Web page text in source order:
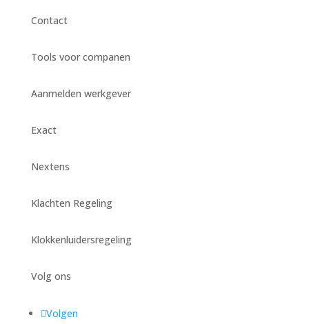
Contact
Tools voor companen
Aanmelden werkgever
Exact
Nextens
Klachten Regeling
Klokkenluidersregeling
Volg ons
Volgen